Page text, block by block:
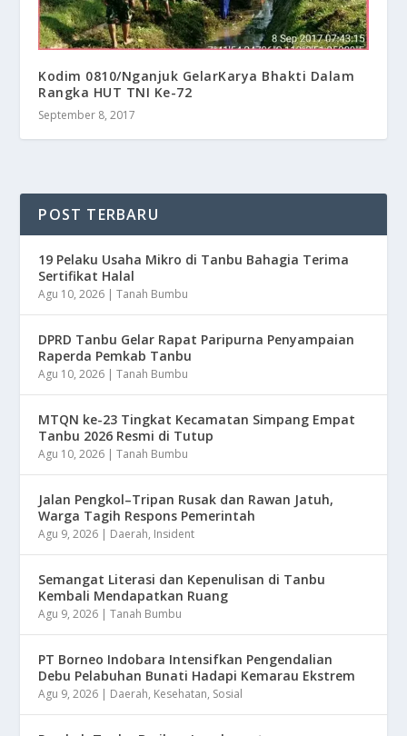
Kodim 0810/Nganjuk Gelar​Karya Bhakti Dalam
Rangka HUT TNI Ke-72
September 8, 2017
POST TERBARU
19 Pelaku Usaha Mikro di Tanbu Bahagia Terima
Sertifikat Halal
Agu 10, 2026 |Tanah Bumbu
DPRD Tanbu Gelar Rapat Paripurna Penyampaian
Raperda Pemkab Tanbu
Agu 10, 2026 |Tanah Bumbu
MTQN ke-23 Tingkat Kecamatan Simpang Empat
Tanbu 2026 Resmi di Tutup
Agu 10, 2026 |Tanah Bumbu
Jalan Pengkol–Tripan Rusak dan Rawan Jatuh,
Warga Tagih Respons Pemerintah
Agu 9, 2026 | Daerah, Insident
Semangat Literasi dan Kepenulisan di Tanbu
Kembali Mendapatkan Ruang
Agu 9, 2026 |Tanah Bumbu
​PT Borneo Indobara Intensifkan Pengendalian
Debu Pelabuhan Bunati Hadapi Kemarau Ekstrem
Agu 9, 2026 | Daerah, Kesehatan, Sosial